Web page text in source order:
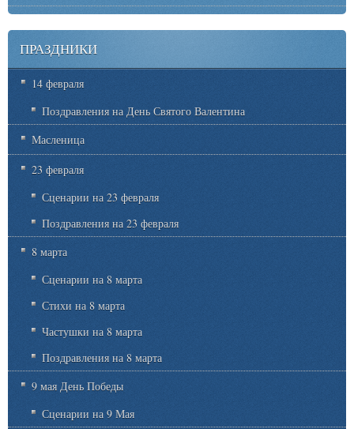
ПРАЗДНИКИ
14 февраля
Поздравления на День Святого Валентина
Масленица
23 февраля
Сценарии на 23 февраля
Поздравления на 23 февраля
8 марта
Сценарии на 8 марта
Стихи на 8 марта
Частушки на 8 марта
Поздравления на 8 марта
9 мая День Победы
Сценарии на 9 Мая